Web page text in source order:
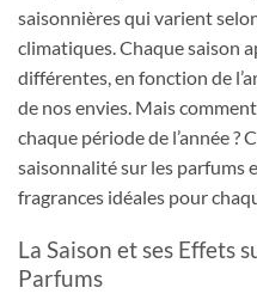
saisonnières qui varient
climatiques. Chaque saison
différentes, en fonction de
de nos envies. Mais
chaque période de l’année ?
saisonnalité sur les parfums
fragrances idéales pour
La Saison et ses Effets
Parfums